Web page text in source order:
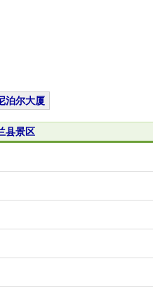
泊尔大厦
县景区